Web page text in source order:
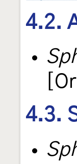
4.2.
4.3.